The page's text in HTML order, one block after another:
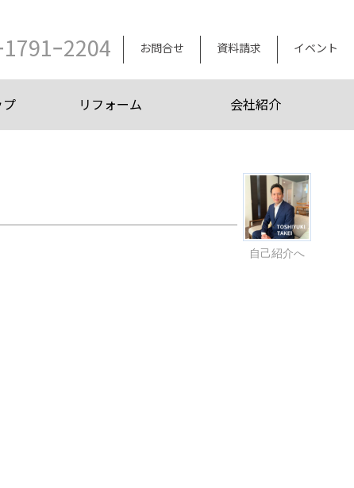
ｰ2204 お問合せ 資料請求 イベント
リフォーム 会社紹介
自己紹介へ